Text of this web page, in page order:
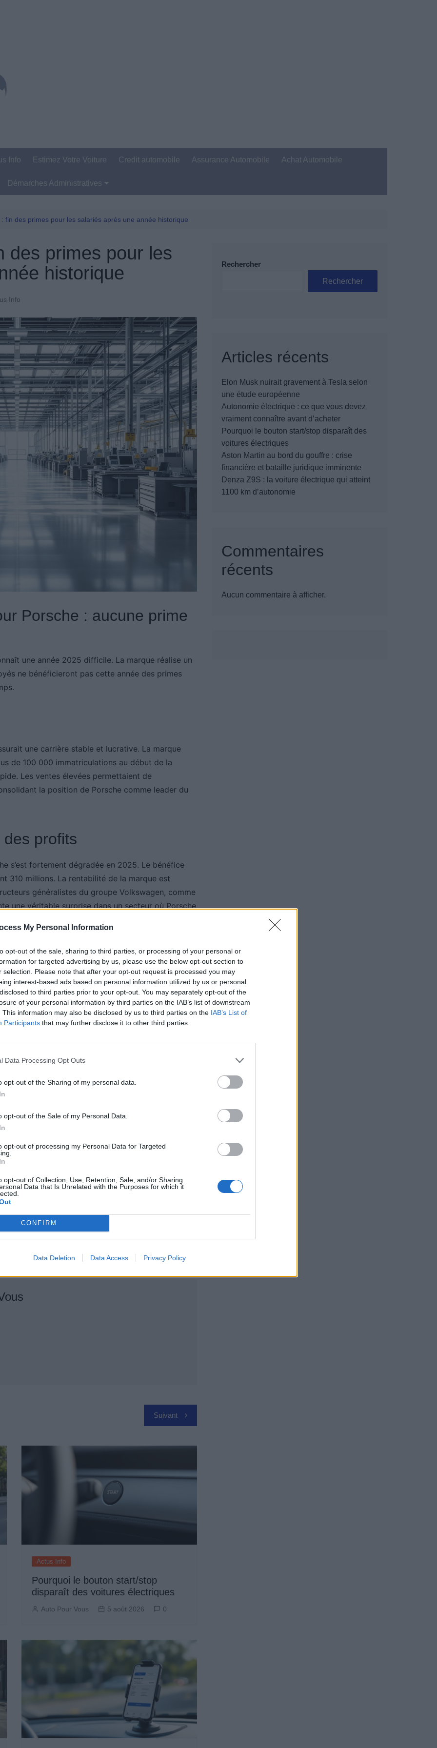
My Personal Information
opt-out of the sale, sharing to third parties, or processing of your personal or
for targeted advertising by us, please use the below opt-out section to
selection. Please note that after your opt-out request is processed you may
interest-based ads based on personal information utilized by us or personal
to third parties prior to your opt-out. You may separately opt-out of the
of your personal information by third parties on the IAB’s list of downstream
This information may also be disclosed by us to third parties on the IAB’s List of
Participants that may further disclose it to other third parties.
Data Processing Opt Outs
opt-out of the Sharing of my personal data.
opt-out of the Sale of my Personal Data.
opt-out of processing my Personal Data for Targeted
opt-out of Collection, Use, Retention, Sale, and/or Sharing
Data that Is Unrelated with the Purposes for which it
CONFIRM
Data Deletion Data Access Privacy Policy
Info Estimez Votre Voiture Credit automobile Assurance Automobile Achat Automobile
Démarches Administratives
Permis De Conduire
fin des primes pour les salariés après une année historique
des primes pour les
historique
Info
Porsche : aucune prime
une année 2025 difficile. La marque réalise un
ne bénéficieront pas cette année des primes
une carrière stable et lucrative. La marque
de 100 000 immatriculations au début de la
Les ventes élevées permettaient de
la position de Porsche comme leader du
profits
s’est fortement dégradée en 2025. Le bénéfice
310 millions. La rentabilité de la marque est
généralistes du groupe Volkswagen, comme
une véritable surprise dans un secteur où Porsche
clientèle asiatique se détourne de Porsche,
ailleurs, la situation politique aux États-Unis
ont augmenté, car Porsche ne possède pas
les véhicules électriques, longtemps privilégiée, a
milliards d’euros pour relancer la conception de
encore le bilan financier.
de verser certaines primes. Selon le journal
bénéfices, instaurée à la fin des années 1990,
des sites de production et filiales ne percevront
qui ne recevront plus d’augmentations ou de
sont également touchés, leur dividende étant
action.
asiatique continue d’accélérer, et la
certains marchés pourrait ne pas suffire à
offres locales très compétitives.
Suivant
Actus Info
Pourquoi le bouton start/stop
disparaît des voitures électriques
Auto Pour Vous 5 août 2026 0
Rechercher
Rechercher
Articles récents
Elon Musk nuirait gravement à Tesla selon
une étude européenne
Autonomie électrique : ce que vous devez
vraiment connaître avant d’acheter
Pourquoi le bouton start/stop disparaît des
voitures électriques
Aston Martin au bord du gouffre : crise
financière et bataille juridique imminente
Denza Z9S : la voiture électrique qui atteint
1100 km d’autonomie
Commentaires
récents
Aucun commentaire à afficher.